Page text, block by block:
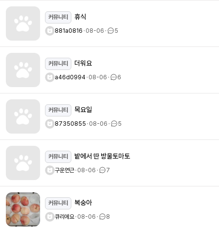
커뮤니티 휴식
881a0816ㆍ08-06ㆍ 5
커뮤니티 더워요
a46d0994ㆍ08-06ㆍ 6
커뮤니티 목요일
87350855ㆍ08-06ㆍ 5
커뮤니티 밭에서 딴 방울토마토
구운연근ㆍ08-06ㆍ 7
커뮤니티 복숭아
큐리에요ㆍ08-06ㆍ 8